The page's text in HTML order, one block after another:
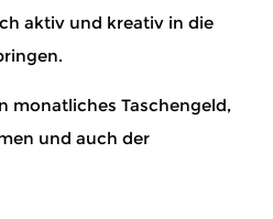
aktiv und kreativ in die
monatliches Taschengeld,
und auch der